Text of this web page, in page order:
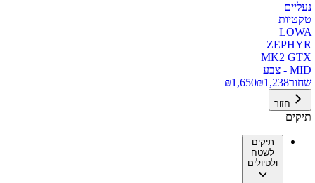
נעליים
טקטיות
LOWA
ZEPHYR
MK2 GTX
MID - צבע
שחור
₪1,238
₪1,650
חזור
תיקים
תיקים
לשטח
ולטיולים